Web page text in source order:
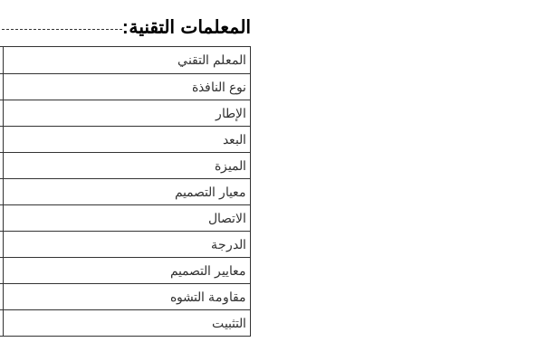
المعلمات التقنية:
المعلم التقني
نوع النافذة
الإطار
البعد
الميزة
معيار التصميم
الاتصال
الدرجة
معايير التصميم
مقاومة التشوه
التثبيت